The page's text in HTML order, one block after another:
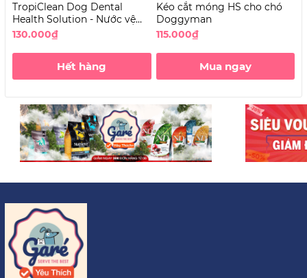
TropiClean Dog Dental
Health Solution - Nước vệ
sinh răng miệng cho Chó
không vị
130.000₫
Hết hàng
Kéo cắt móng HS cho chó
Doggyman
115.000₫
Mua ngay